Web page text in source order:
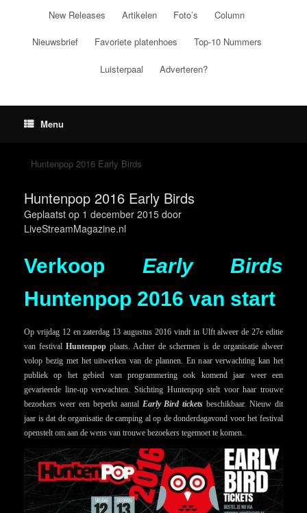
New Releases Artikelen Foto’s Column
Nieuwsbrief Favoriete platenhoes Top-10 Nummers
Luisterpaal Adverteren?
Menu
Huntenpop 2016 Early Birds
Huntenpop 2016 Early Birds
Geplaatst op 1 december 2015 door
LiveStreamMagazine.nl
Verkoop Early Birds
Huntenpop 2016 van start
Op vrijdag 12 en zaterdag 13 augustus 2016 vindt in Ulft alweer de 27e editie
van festival Huntenpop plaats. Achter de schermen is de organisatie alweer
volop bezig met het uitwerken van de plannen. En naar verwachting kan het
publiek op het gebied van programmering ook komend jaar weer een
gevarieerde line-up verwachten. Stichting Huntenpop stelt voor haar trouwe
bezoekers weer een beperkt aantal Early Bird tickets beschikbaar. Nieuw dit
jaar is dat de organisatie de camping al op de donderdagavond voor het festival
openstelt om aan de wens van trouwe bezoekers tegemoet te komen.